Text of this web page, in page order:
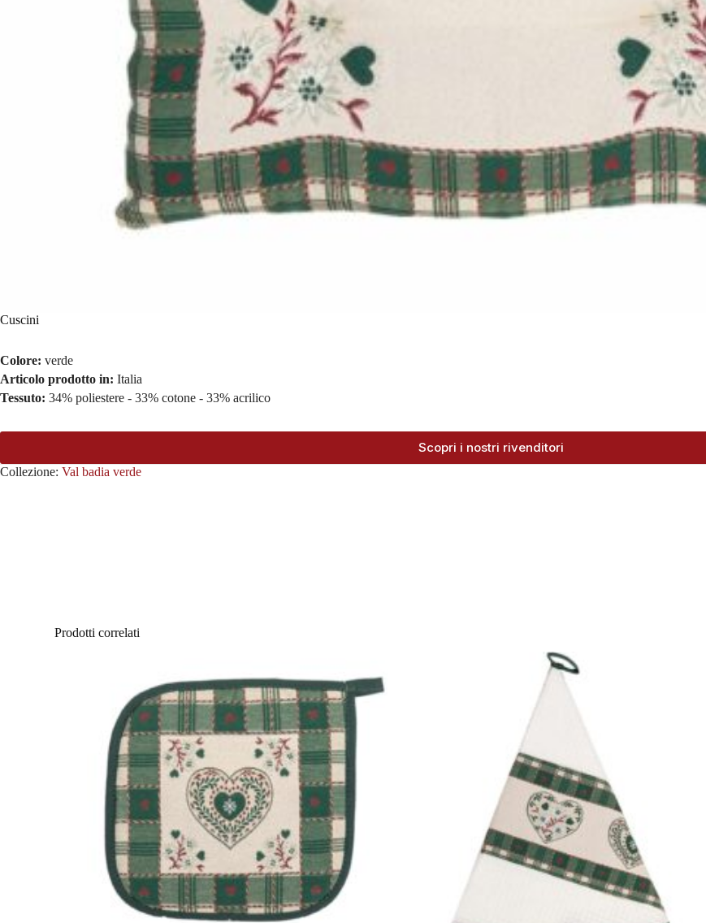
Cuscini
Colore: verde
Articolo prodotto in: Italia
Tessuto: 34% poliestere - 33% cotone - 33% acrilico
Scopri i nostri rivenditori
Collezione: Val badia verde
Prodotti correlati